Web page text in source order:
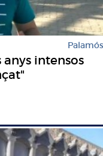
Palamós
anys intensos